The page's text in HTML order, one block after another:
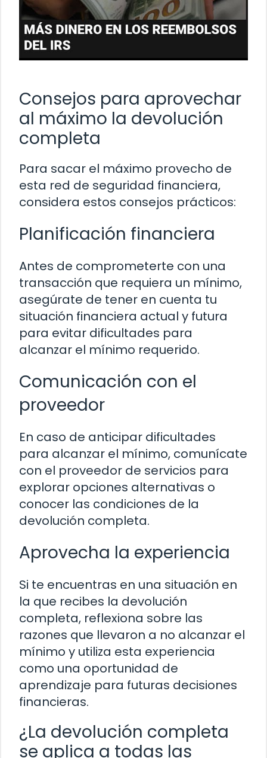
Consejos para aprovechar
al máximo la devolución
completa
Para sacar el máximo provecho de
esta red de seguridad financiera,
considera estos consejos prácticos:
Planificación financiera
Antes de comprometerte con una
transacción que requiera un mínimo,
asegúrate de tener en cuenta tu
situación financiera actual y futura
para evitar dificultades para
alcanzar el mínimo requerido.
Comunicación con el
proveedor
En caso de anticipar dificultades
para alcanzar el mínimo, comunícate
con el proveedor de servicios para
explorar opciones alternativas o
conocer las condiciones de la
devolución completa.
Aprovecha la experiencia
Si te encuentras en una situación en
la que recibes la devolución
completa, reflexiona sobre las
razones que llevaron a no alcanzar el
mínimo y utiliza esta experiencia
como una oportunidad de
aprendizaje para futuras decisiones
financieras.
¿La devolución completa
se aplica a todas las